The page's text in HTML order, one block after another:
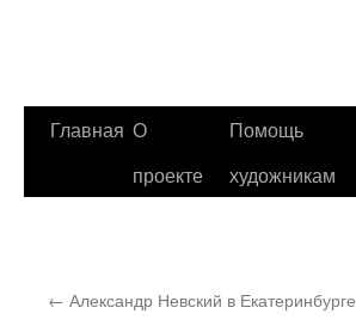
Главная О
проекте
Помощь
художникам
← Александр Невский в Екатеринбурге